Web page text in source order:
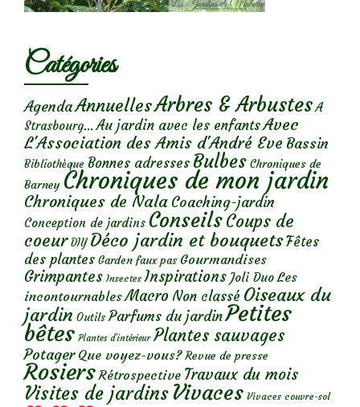
Catégories
AgendaAnnuellesArbres & Arbustes A
Strasbourg... Au jardin avec les enfantsAvec
L'Association des Amis d'André Eve Bassin
Bibliothèque Bonnes adresses Bulbes Chroniques de
Barney Chroniques de mon jardin
Chroniques de Nala Coaching-jardin
Conception de jardins ConseilsCoups de
coeur DIY Déco jardin et bouquetsFêtes
des plantes Garden faux pas Gourmandises
Grimpantes Insectes Inspirations Joli Duo Les
incontournables Macro Non classé Oiseaux du
jardin Outils Parfums du jardinPetites
bêtes Plantes d’intérieur Plantes sauvages
Potager Que voyez-vous? Revue de presse
Rosiers Rétrospective Travaux du mois
Visites de jardins Vivaces Vivaces couvre-sol